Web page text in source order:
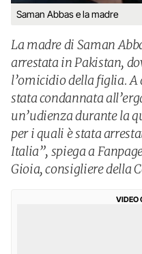
Saman Abbas e la madre
La madre di Saman
arrestata in Pakistan,
l’omicidio della figlia. A
stata condannata
un’udienza durante la
per i quali è stata
Italia”, spiega a
Gioia, consigliere della
VIDEO